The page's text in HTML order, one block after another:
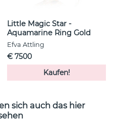
Little Magic Star -
Aquamarine Ring Gold
Efva Attling
€ 7500
Kaufen!
sich auch das hier